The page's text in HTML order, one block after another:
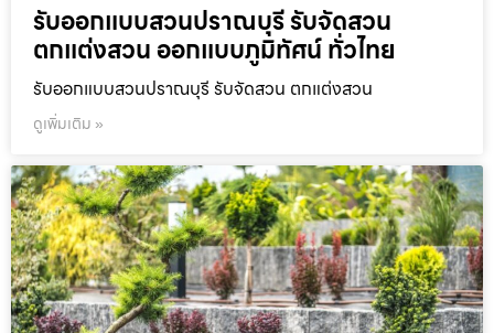
รับออกแบบสวนปราณบุรี รับจัดสวน
ตกแต่งสวน ออกแบบภูมิทัศน์ ทั่วไทย
รับออกแบบสวนปราณบุรี รับจัดสวน ตกแต่งสวน
ดูเพิ่มเติม »